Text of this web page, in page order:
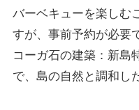
バーベキューを楽しむ
すが、事前予約が必要
コーガ石の建築：新島
で、島の自然と調和し